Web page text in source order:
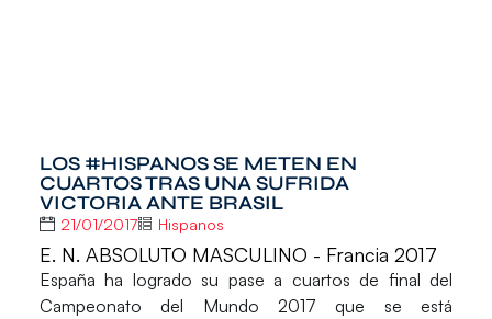
LOS #HISPANOS SE METEN EN
CUARTOS TRAS UNA SUFRIDA
VICTORIA ANTE BRASIL
21/01/2017 Hispanos
E. N. ABSOLUTO MASCULINO - Francia 2017
España ha logrado su pase a cuartos de final del
Campeonato del Mundo 2017 que se está